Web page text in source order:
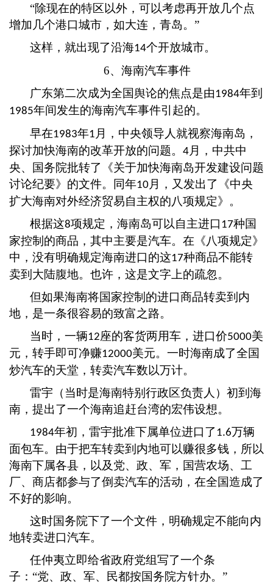
“除现在的特区以外，可以考虑再开放几个点
增加几个港口城市，如大连，青岛。”
这样，就出现了沿海14个开放城市。
6、海南汽车事件
广东第二次成为全国舆论的焦点是由1984年到
1985年间发生的海南汽车事件引起的。
早在1983年1 月，中央领导人就视察海南岛，
探讨加快海南的改革开放的问题。 4 月，中共中
央、国务院批转了《关于加快海南岛开发建设问题
讨论纪要》的文件。同年10 月，又发出了《中央
扩大海南对外经济贸易自主权的八项规定》。
根据这8项规定，海南岛可以自主进口 17种国
家控制的商品，其中主要是汽车。在《八项规定》
中，没有明确规定海南进口的这17种商品不能转
卖到大陆腹地。也许，这是文字上的疏忽。
但如果海南将国家控制的进口商品转卖到内
地，是一条很容易的致富之路。
当时，一辆12座的客货两用车，进口价5000美
元，转手即可净赚12000美元。一时海南成了全国
炒汽车的天堂，转卖汽车数以万计。
雷宇（当时是海南特别行政区负责人）初到海
南，提出了一个海南追赶台湾的宏伟设想。
1984年初，雷宇批准下属单位进口了 1.6万辆
面包车。由于把车转卖到内地可以赚很多钱，所以
海南下属各县，以及党、政、军，国营农场、工
厂、商店都参与了倒卖汽车的活动，在全国造成了
不好的影响。
这时国务院下了一个文件，明确规定不能向内
地转卖进口汽车。
任仲夷立即给省政府党组写了一个条
子： “党、政、军、民都按国务院方针办。”